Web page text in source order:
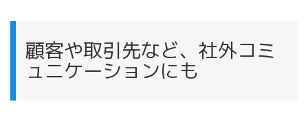
顧客や取引先など、社外コミ
ュニケーションにも